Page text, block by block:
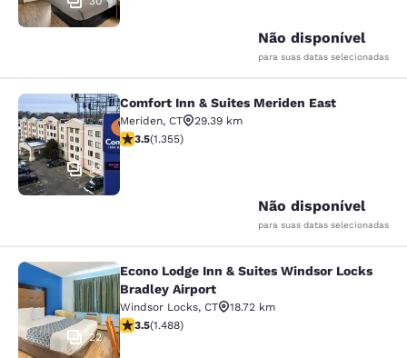
Não disponível
para suas datas selecionadas
Comfort Inn & Suites Meriden East
32
Comfort Inn & Suites Meriden East
Meriden, CT
29.39 km
classificação 3.52 estrelas. Bom. 1355 avaliações
3.5(1.355)
Não disponível
para suas datas selecionadas
Econo Lodge Inn & Suites Windsor
22
Econo Lodge Inn & Suites Windsor Locks
Bradley Airport
Windsor Locks, CT
18.72 km
classificação 3.55 estrelas. Bom. 1488 avaliações
3.5(1.488)